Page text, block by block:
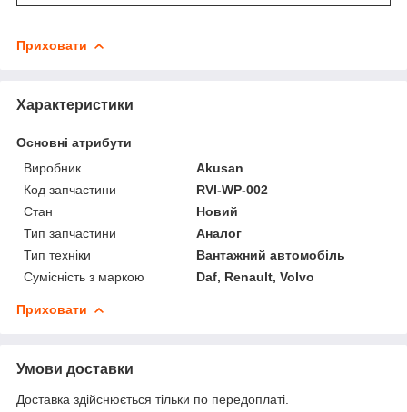
Приховати
Характеристики
Основні атрибути
Виробник
Akusan
Код запчастини
RVI-WP-002
Стан
Новий
Тип запчастини
Аналог
Тип техніки
Вантажний автомобіль
Сумісність з маркою
Daf, Renault, Volvo
Приховати
Умови доставки
Доставка здійснюється тільки по передоплаті.